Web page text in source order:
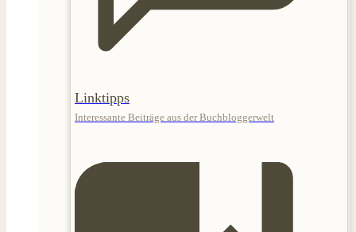
Linktipps
Interessante Beiträge aus der Buchbloggerwelt